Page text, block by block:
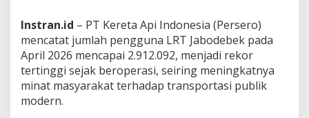
e
n
g
g
u
n
Instran.id – PT Kereta Api Indonesia (Persero)
mencatat jumlah pengguna LRT Jabodebek pada
April 2026 mencapai 2.912.092, menjadi rekor
tertinggi sejak beroperasi, seiring meningkatnya
minat masyarakat terhadap transportasi publik
modern.